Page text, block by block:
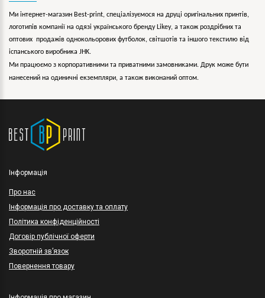
Ми інтернет-магазин Best-print, спеціалізуємося на друці оригінальних принтів,
логотипів компанії на одязі українського бренду Likey, а також роздрібних та
оптових продажів однокольорових футболок, світшотів та іншого текстилю від
іспанського виробника JHK.
Ми працюємо з корпоративними та приватними замовниками. Друк може бути
нанесений на одиничні екземпляри, а також виконаний оптом.
Інформація
Про нас
Інформація про доставку та оплату
Політика конфіденційності
Договір публічної оферти
Зворотній зв’язок
Повернення товару